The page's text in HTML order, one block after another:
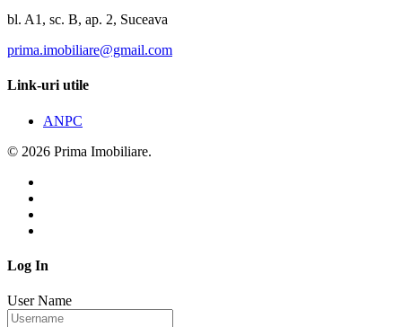
bl. A1, sc. B, ap. 2, Suceava
prima.imobiliare@gmail.com
Link-uri utile
ANPC
© 2026 Prima Imobiliare.
Log In
User Name